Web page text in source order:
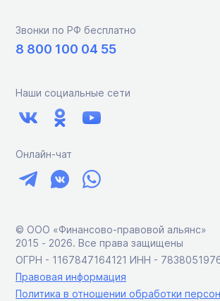
Звонки по РФ бесплатно
8 800 100 04 55
Наши социальные сети
Онлайн-чат
© ООО «Финансово-правовой альянс»
2015 ‑ 2026. Все права защищены
ОГРН - 1167847164121 ИНН -
Правовая информация
Политика в отношении обработки